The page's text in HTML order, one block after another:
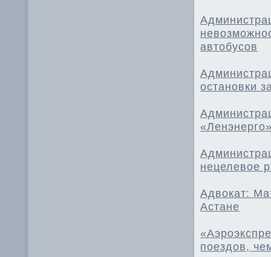
автобусов
остановки
нецелевое
Адвокат:
Астане
поездов,